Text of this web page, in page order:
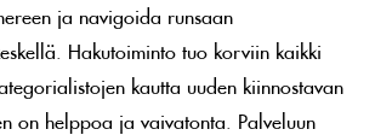
ja navigoida runsaan
Hakutoiminto tuo korviin kaikki
kautta uuden kiinnostavan
on helppoa ja vaivatonta. Palveluun